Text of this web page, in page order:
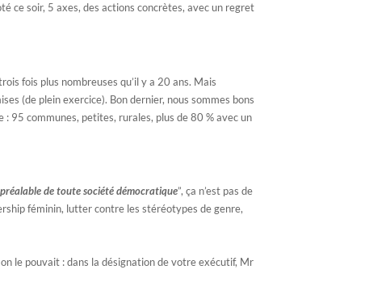
ce soir, 5 axes, des actions concrètes, avec un regret
fois plus nombreuses qu’il y a 20 ans. Mais
(de plein exercice). Bon dernier, nous sommes bons
95 communes, petites, rurales, plus de 80 % avec un
de toute société démocratique”, ça n’est pas de
féminin, lutter contre les stéréotypes de genre,
le pouvait : dans la désignation de votre exécutif, Mr